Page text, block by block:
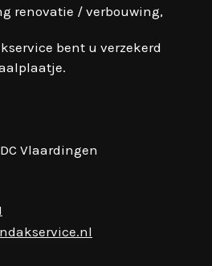
renovatie / verbouwing,
bent u verzekerd
Vlaardingen